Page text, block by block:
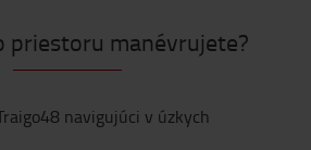
priestoru manévrujete?